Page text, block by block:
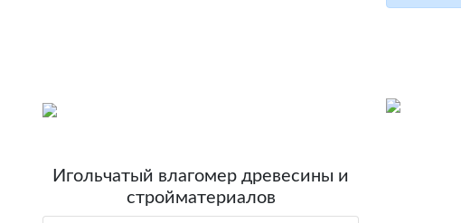
Игольчатый влагомер древесины и
стройматериалов